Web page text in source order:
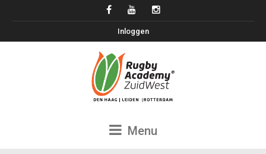
Inloggen
Menu